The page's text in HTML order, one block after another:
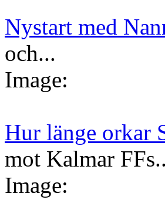
Nystart med
och...
Image:
Hur länge orkar
mot Kalmar
Image: